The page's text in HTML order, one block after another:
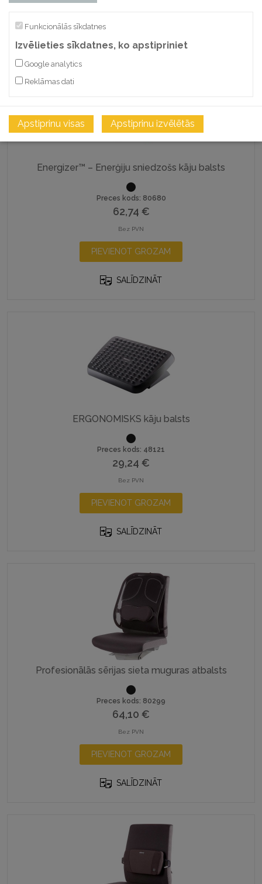
Energizer™ – Enerģiju sniedzošs kāju balsts
Preces kods: 80680
62,74 €
Bez PVN
PIEVIENOT GROZAM
SALĪDZINĀT
ERGONOMISKS kāju balsts
Preces kods: 48121
29,24 €
Bez PVN
PIEVIENOT GROZAM
SALĪDZINĀT
Profesionālās sērijas sieta muguras atbalsts
Preces kods: 80299
64,10 €
Bez PVN
PIEVIENOT GROZAM
SALĪDZINĀT
Funkcionālās sīkdatnes
Izvēlieties sīkdatnes, ko apstipriniet
Google analytics
Reklāmas dati
Apstiprinu visas Apstiprinu izvēlētās